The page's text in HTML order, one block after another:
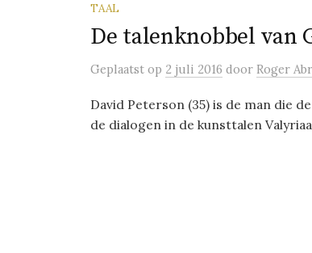
TAAL
De talenknobbel van
Geplaatst op 2 juli 2016 door Roger
David Peterson (35) is de man die
de dialogen in de kunsttalen